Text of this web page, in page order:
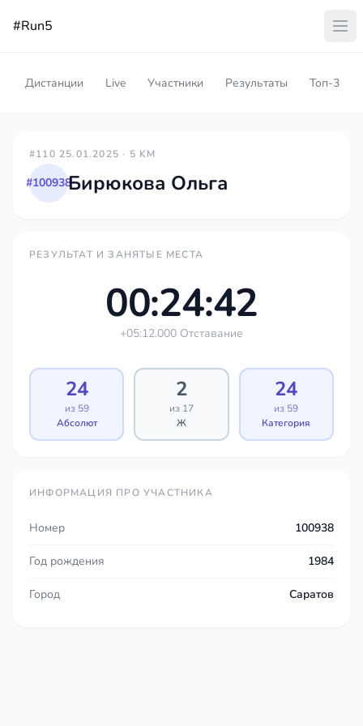
#Run5
Дистанции Live Участники Результаты Топ-3
#110 25.01.2025 · 5 KM
#100938Бирюкова Ольга
РЕЗУЛЬТАТ И ЗАНЯТЫЕ МЕСТА
00:24:42
+05:12.000 Отставание
24
из 59
Абсолют
2
из 17
Ж
24
из 59
Категория
ИНФОРМАЦИЯ ПРО УЧАСТНИКА
Номер 100938
Год рождения 1984
Город Саратов